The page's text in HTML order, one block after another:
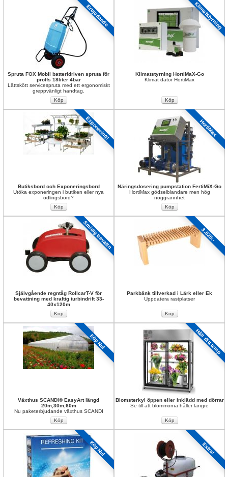
Erbjudande
Spruta FOX Mobil batteridriven spruta för
proffs 18liter 4bar
Lättskött servicespruta med ett ergonomiskt
greppvänligt handtag.
Klimatstyrning
Klimatstyrning HortiMaX-Go
Klimat dator HortiMax
Exponering!
Butiksbord och Exponeringsbord
Utöka exponeringen i butiken eller nya
odlingsbord?
HortiMax
Näringsdosering pumpstation FertiMiX-Go
HortiMax gödselblandare men hög
noggrannhet
Smidig bevattn
Självgående regntåg RollcarT-V för
bevattning med kraftig turbindrift 33-
40x120m
3.620:-
Parkbänk tillverkad i Lärk eller Ek
Uppdatera rastplatser
Köp Nu!
Växthus SCANDI® EasyArt längd
20m,30m,60m
Nu paketerbjudande växthus SCANDI
Håll rätt temp
Blomsterkyl öppen eller inklädd med dörrar
Se till att blommorna håller längre
Köp Nu! Extra!